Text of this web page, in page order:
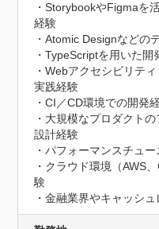
・StorybookやFigmaを
経験
・Atomic Designなどの
・TypeScriptを用いた開
・Webアクセシビリテ
実践経験
・CI／CD環境での開発
・大規模なプロダクト
設計経験
・パフォーマンスチュ
・クラウド環境（AWS
験
・金融業界やキャッシ